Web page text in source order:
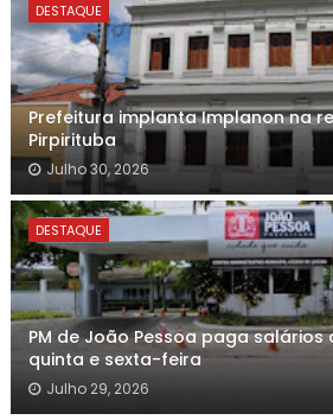
DESTAQUE
Prefeitura implanta Implanon na
Pirpirituba
Julho 30, 2026
DESTAQUE
PM de João Pessoa paga salários
quinta e sexta-feira
Julho 29, 2026